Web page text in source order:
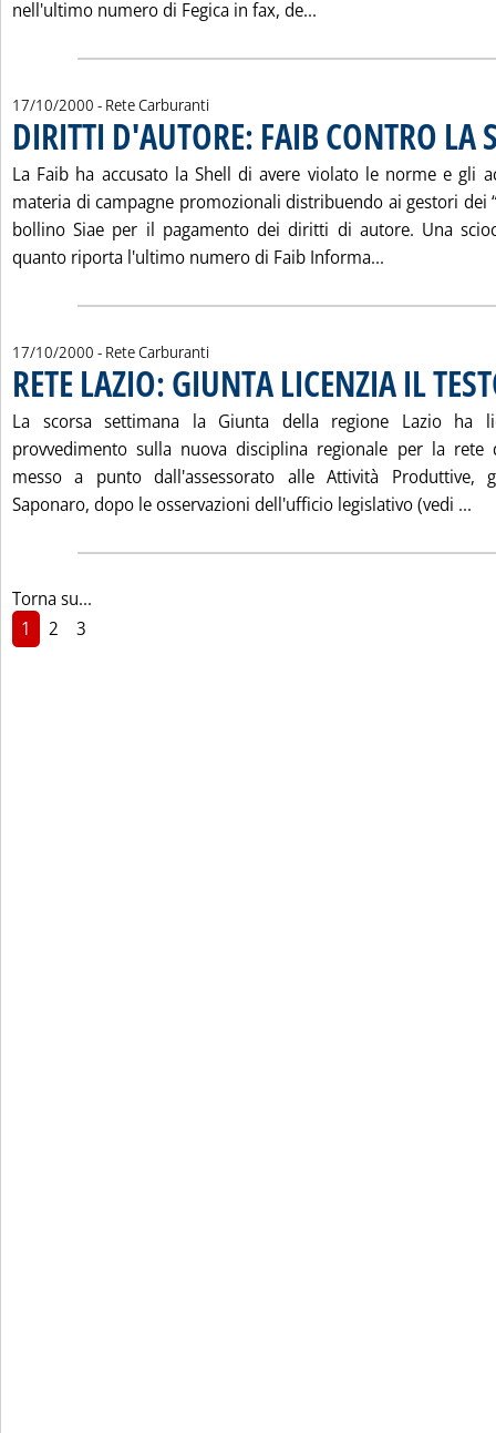
nell'ultimo numero di Fegica in fax, de...
17/10/2000 - Rete Carburanti
DIRITTI D'AUTORE: FAIB CONTRO LA
La Faib ha accusato la Shell di avere violato le norme e gli
materia di campagne promozionali distribuendo ai gestori dei
bollino Siae per il pagamento dei diritti di autore. Una
quanto riporta l'ultimo numero di Faib Informa...
17/10/2000 - Rete Carburanti
RETE LAZIO: GIUNTA LICENZIA IL
La scorsa settimana la Giunta della regione Lazio ha
provvedimento sulla nuova disciplina regionale per la rete
messo a punto dall'assessorato alle Attività Produttive,
Saponaro, dopo le osservazioni dell'ufficio legislativo (vedi ...
Torna su...
1
2 3